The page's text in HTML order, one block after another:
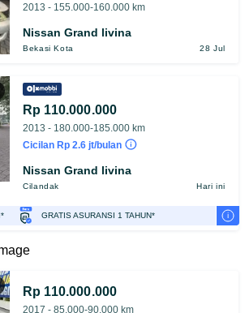
2013 - 155.000-160.000 km
Nissan Grand livina
Bekasi Kota 28 Jul
Rp 110.000.000
2013 - 180.000-185.000 km
Cicilan Rp 2.6 jt/bulan
Nissan Grand livina
Cilandak Hari ini
GRATIS ASURANSI 1 TAHUN* i
Rp 110.000.000
2017 - 85.000-90.000 km